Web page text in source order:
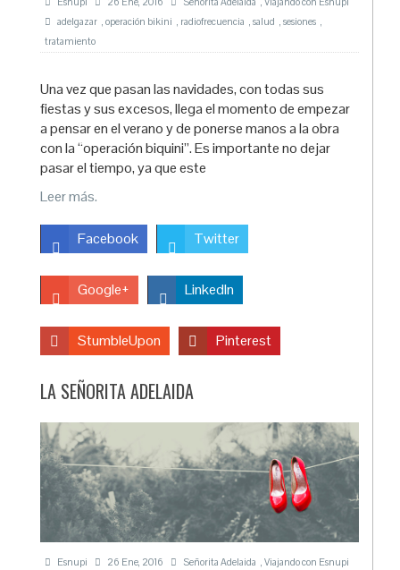
adelgazar , operación bikini , radiofrecuencia , salud , sesiones ,
tratamiento
Una vez que pasan las navidades, con todas sus
fiestas y sus excesos, llega el momento de empezar
a pensar en el verano y de ponerse manos a la obra
con la “operación biquini”. Es importante no dejar
pasar el tiempo, ya que este
Leer más.
Facebook Twitter
Google+ LinkedIn
StumbleUpon Pinterest
LA SEÑORITA ADELAIDA
Esnupi 26 Ene, 2016 Señorita Adelaida , Viajando con Esnupi